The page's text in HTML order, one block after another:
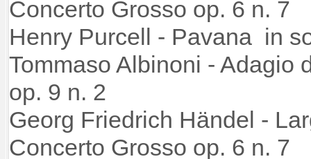
Concerto Grosso op. 6 n. 7
Henry Purcell - Pavana in
Tommaso Albinoni - Adagio
op. 9 n. 2
Georg Friedrich Händel -
Concerto Grosso op. 6 n. 7